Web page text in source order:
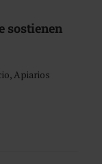
sostienen
Apiarios